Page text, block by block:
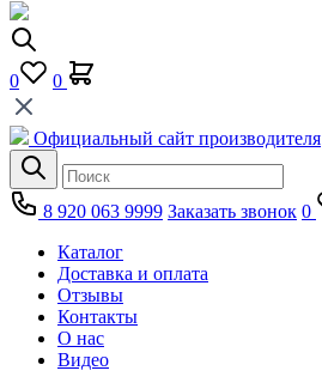
0 0
Официальный сайт производителя
8 920 063 9999 Заказать звонок 0
Каталог
Доставка и оплата
Отзывы
Контакты
О нас
Видео